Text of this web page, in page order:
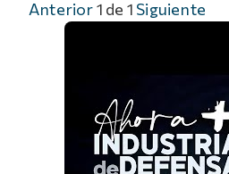
Anterior1 de 1 Siguiente